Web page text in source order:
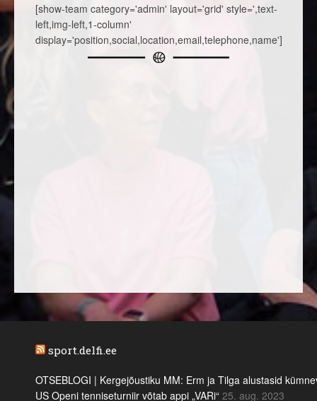
[show-team category='admin' layout='grid' style=',text-
left,img-left,1-column'
display='position,social,location,email,telephone,name']
sport.delfi.ee
OTSEBLOGI | Kergejõustiku MM: Erm ja Tilga alustasid
US Openi tenniseturniir võtab appi „VARi“ 25. aug. 2023